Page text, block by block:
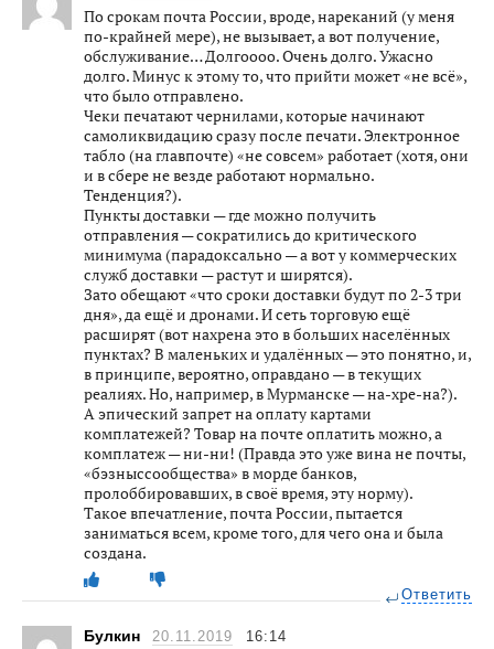
По срокам почта России, вроде, нареканий (у меня
по-крайней мере), не вызывает, а вот получение,
обслуживание… Долгоооо. Очень долго. Ужасно
долго. Минус к этому то, что прийти может «не всё»,
что было отправлено.
Чеки печатают чернилами, которые начинают
самоликвидацию сразу после печати. Электронное
табло (на главпочте) «не совсем» работает (хотя, они
и в сбере не везде работают нормально.
Тенденция?).
Пункты доставки — где можно получить
отправления — сократились до критического
минимума (парадоксально — а вот у коммерческих
служб доставки — растут и ширятся).
Зато обещают «что сроки доставки будут по 2-3 три
дня», да ещё и дронами. И сеть торговую ещё
расширят (вот нахрена это в больших населённых
пунктах? В маленьких и удалённых — это понятно, и,
в принципе, вероятно, оправдано — в текущих
реалиях. Но, например, в Мурманске — на-хре-на?).
А эпический запрет на оплату картами
комплатежей? Товар на почте оплатить можно, а
комплатеж — ни-ни! (Правда это уже вина не почты,
«бэзныссообщества» в морде банков,
пролоббировавших, в своё время, эту норму).
Такое впечатление, почта России, пытается
заниматься всем, кроме того, для чего она и была
создана.
Ответить
Булкин 20.11.2019 16:14